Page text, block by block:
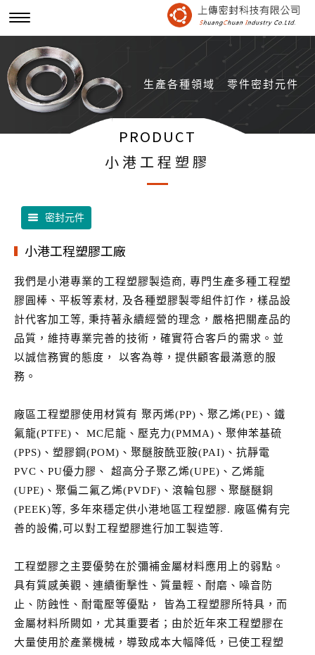
生產各種領域 零件密封元件
PRODUCT
小港工程塑膠
密封元件
小港工程塑膠工廠
我們是小港專業的工程塑膠製造商, 專門生產多種工程塑
膠圓棒、平板等素材, 及各種塑膠製零組件訂作，樣品設
計代客加工等, 秉持著永續經營的理念，嚴格把關產品的
品質，維持專業完善的技術，確實符合客戶的需求。並
以誠信務實的態度， 以客為尊，提供顧客最滿意的服
務。
廠區工程塑膠使用材質有 聚丙烯(PP)、聚乙烯(PE)、鐵
氟龍(PTFE)、 MC尼龍、壓克力(PMMA)、聚伸苯基硫
(PPS)、塑膠鋼(POM)、聚醚胺酰亚胺(PAI)、抗靜電
PVC、PU優力膠、 超高分子聚乙烯(UPE)、乙烯龍
(UPE)、聚偏二氟乙烯(PVDF)、滾輪包膠、聚醚醚銅
(PEEK)等, 多年來穩定供小港地區工程塑膠. 廠區備有完
善的設備,可以對工程塑膠進行加工製造等.
工程塑膠之主要優勢在於彌補金屬材料應用上的弱點。
具有質感美觀、連續衝擊性、質量輕、耐磨、噪音防
止、防蝕性、耐電壓等優點， 皆為工程塑膠所特具，而
金屬材料所闕如，尤其重要者；由於近年來工程塑膠在
大量使用於產業機械，導致成本大幅降低，已使工程塑